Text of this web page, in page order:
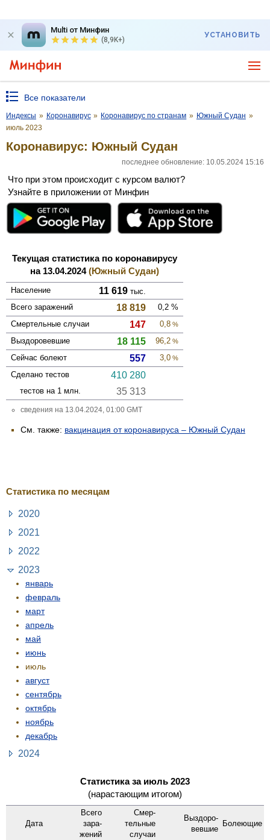
Multi от Минфин
(8,9K+)
УСТАНОВИТЬ
Все показатели
Индексы » Коронавирус » Коронавирус по странам » Южный Судан »
июль 2023
Коронавирус: Южный Судан
последнее обновление: 10.05.2024 15:16
Что при этом происходит с курсом валют?
Узнайте в приложении от Минфин
Текущая статистика по коронавирусу
на 13.04.2024(Южный Судан)
Население 11 619 тыс.
Всего зара­жений
18 819 0,2 %
Смер­тельные случаи
147 0,8 %
Выздоро­вевшие 18 115 96,2 %
Сейчас болеют 557 3,0 %
Сделано тестов 410 280
тестов на 1 млн. 35 313
сведения на 13.04.2024, 01:00 GMT
См. также: вакцинация от коронавируса – Южный Судан
Статистика по месяцам
2020
2021
2022
2023
январь
февраль
март
апрель
май
июнь
июль
август
сентябрь
октябрь
ноябрь
декабрь
2024
Статистика за июль 2023
(нарастающим итогом)
Дата
Всего
зара­
жений
Смер­
тельные
случаи
Выздоро­
вевшие
Боле­ющие